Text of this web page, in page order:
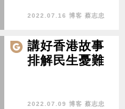
2022.07.16 博客 蔡志忠
講好香港故事
排解民生憂難
2022.07.09 博客 蔡志忠